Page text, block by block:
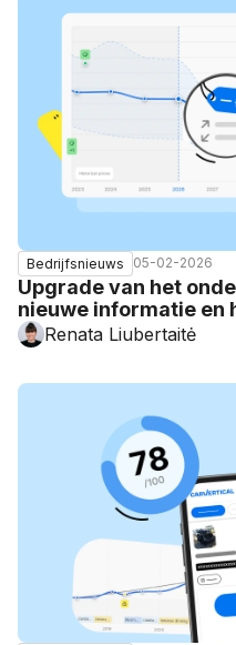
Bedrijfsnieuws 05-02-2026
Upgrade van het
nieuwe informatie en
Renata Liubertaitė